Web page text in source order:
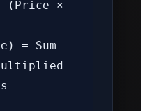
(Price ×
= Sum